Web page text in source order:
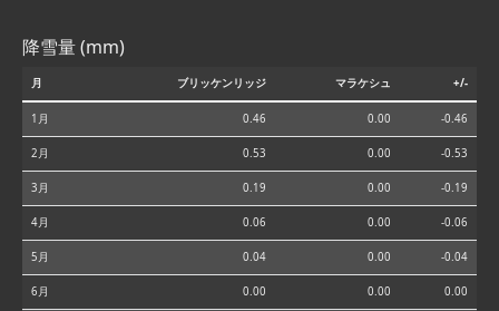
降雪量 (mm)
月 ブリッケンリッジ マラケシュ +/-
1月 0.46 0.00 -0.46
2月 0.53 0.00 -0.53
3月 0.19 0.00 -0.19
4月 0.06 0.00 -0.06
5月 0.04 0.00 -0.04
6月 0.00 0.00 0.00